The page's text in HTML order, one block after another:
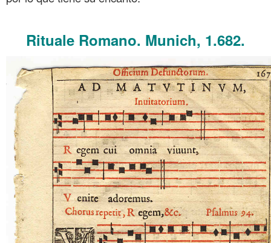
Rituale Romano. Munich, 1.682.